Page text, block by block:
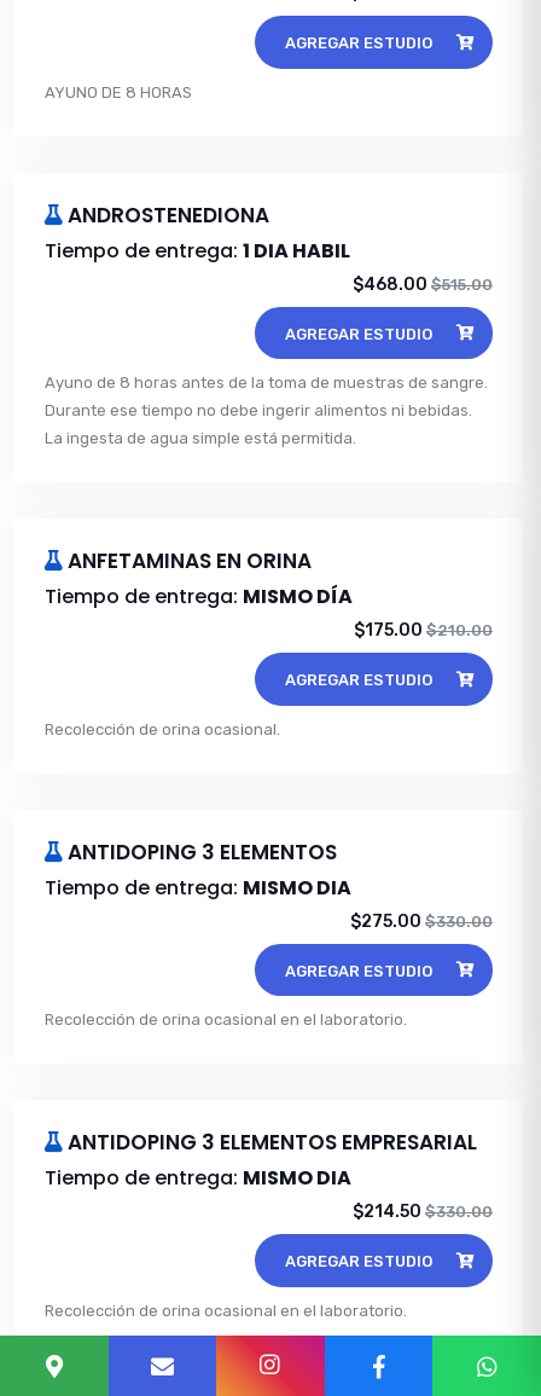
AGREGAR ESTUDIO
AYUNO DE 8 HORAS
ANDROSTENEDIONA
Tiempo de entrega: 1 DIA HABIL
$468.00 $515.00
AGREGAR ESTUDIO
Ayuno de 8 horas antes de la toma de muestras de sangre.
Durante ese tiempo no debe ingerir alimentos ni bebidas.
La ingesta de agua simple está permitida.
ANFETAMINAS EN ORINA
Tiempo de entrega: MISMO DÍA
$175.00 $210.00
AGREGAR ESTUDIO
Recolección de orina ocasional.
ANTIDOPING 3 ELEMENTOS
Tiempo de entrega: MISMO DIA
$275.00 $330.00
AGREGAR ESTUDIO
Recolección de orina ocasional en el laboratorio.
ANTIDOPING 3 ELEMENTOS EMPRESARIAL
Tiempo de entrega: MISMO DIA
$214.50 $330.00
AGREGAR ESTUDIO
Recolección de orina ocasional en el laboratorio.